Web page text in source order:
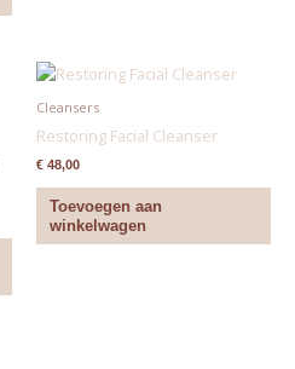
Cleansers
Restoring Facial Cleanser
€ 48,00
Toevoegen aan
winkelwagen